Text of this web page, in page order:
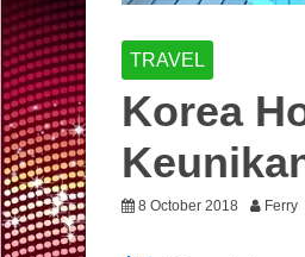
TRAVEL
Korea
8 October 2018 Ferry